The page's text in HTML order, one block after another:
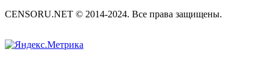
CENSORU.NET © 2014-2024. Все права защищены.